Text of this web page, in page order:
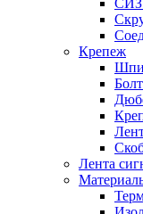
Крепеж
Лента